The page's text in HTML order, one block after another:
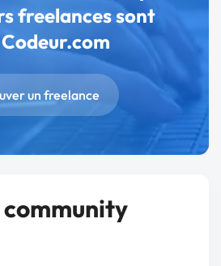
freelances sont
un freelance
community